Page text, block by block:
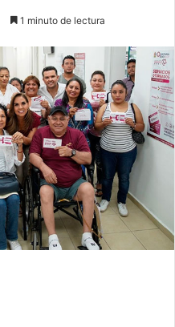
1 minuto de lectura